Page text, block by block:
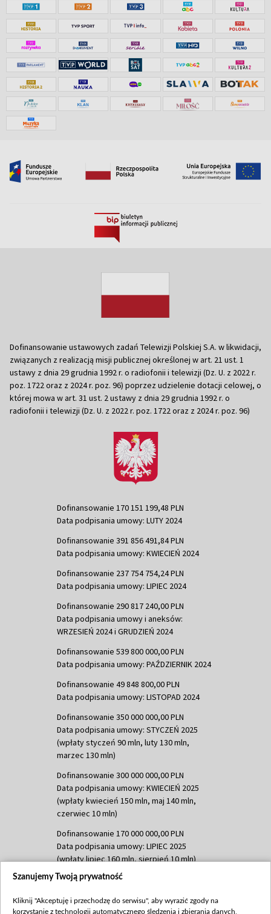
Dofinansowanie ustawowych zadań Telewizji Polskiej S.A. w likwidacji,
związanych z realizacją misji publicznej określonej w art. 21 ust. 1
ustawy z dnia 29 grudnia 1992 r. o radiofonii i telewizji (Dz. U. z 2022 r.
poz. 1722 oraz z 2024 r. poz. 96) poprzez udzielenie dotacji celowej, o
której mowa w art. 31 ust. 2 ustawy z dnia 29 grudnia 1992 r. o
radiofonii i telewizji (Dz. U. z 2022 r. poz. 1722 oraz z 2024 r. poz. 96)
Dofinansowanie 170 151 199,48 PLN
Data podpisania umowy: LUTY 2024
Dofinansowanie 391 856 491,84 PLN
Data podpisania umowy: KWIECIEŃ 2024
Dofinansowanie 237 754 754,24 PLN
Data podpisania umowy: LIPIEC 2024
Dofinansowanie 290 817 240,00 PLN
Data podpisania umowy i aneksów:
WRZESIEŃ 2024 i GRUDZIEŃ 2024
Dofinansowanie 539 800 000,00 PLN
Data podpisania umowy: PAŹDZIERNIK 2024
Dofinansowanie 49 848 800,00 PLN
Data podpisania umowy: LISTOPAD 2024
Dofinansowanie 350 000 000,00 PLN
Data podpisania umowy: STYCZEŃ 2025
(wpłaty styczeń 90 mln, luty 130 mln,
marzec 130 mln)
Dofinansowanie 300 000 000,00 PLN
Data podpisania umowy: KWIECIEŃ 2025
(wpłaty kwiecień 150 mln, maj 140 mln,
czerwiec 10 mln)
Dofinansowanie 170 000 000,00 PLN
Data podpisania umowy: LIPIEC 2025
(wpłaty lipiec 160 mln, sierpień 10 mln)
Dofinansowanie 60 000 000,00 PLN
(wpłata wrzesień 60 mln)
Szanujemy Twoją prywatność
Kliknij "Akceptuję i przechodzę do serwisu", aby wyrazić zgody na
korzystanie z technologii automatycznego śledzenia i zbierania danych,